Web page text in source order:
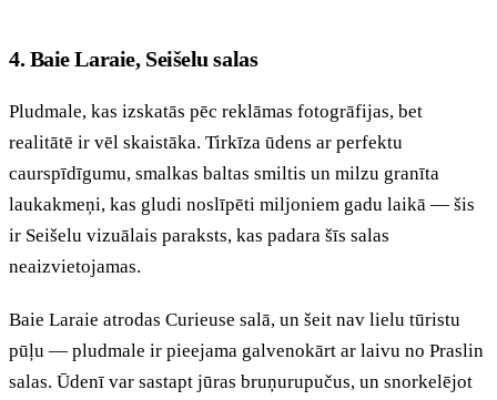
4. Baie Laraie, Seišelu salas
Pludmale, kas izskatās pēc reklāmas fotogrāfijas, bet
realitātē ir vēl skaistāka. Tirkīza ūdens ar perfektu
caurspīdīgumu, smalkas baltas smiltis un milzu granīta
laukakmeņi, kas gludi noslīpēti miljoniem gadu laikā — šis
ir Seišelu vizuālais paraksts, kas padara šīs salas
neaizvietojamas.
Baie Laraie atrodas Curieuse salā, un šeit nav lielu tūristu
pūļu — pludmale ir pieejama galvenokārt ar laivu no Praslin
salas. Ūdenī var sastapt jūras bruņurupučus, un snorkelējot